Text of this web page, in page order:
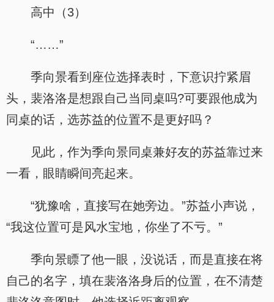
高中（3）
“……”
季向景看到座位选择表时，下意识拧紧眉
头，裴洛洛是想跟自己当同桌吗?可要跟他成为
同桌的话，选苏益的位置不是更好吗？
见此，作为季向景同桌兼好友的苏益靠过来
一看，眼睛瞬间亮起来。
“犹豫啥，直接写在她旁边。”苏益小声说，
“我这位置可是风水宝地，你坐了不亏。”
季向景瞟了他一眼，没说话，而是直接在将
自己的名字，填在裴洛洛身后的位置，在不清楚